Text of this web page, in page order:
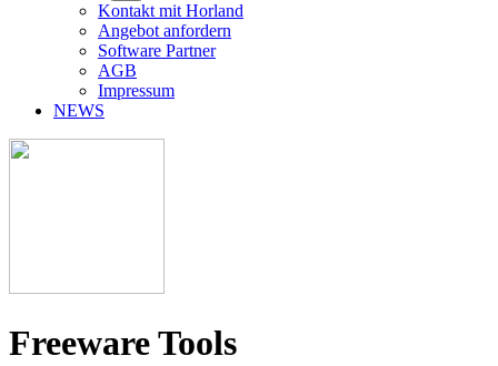
Kontakt mit Horland
Angebot anfordern
Software Partner
AGB
Impressum
NEWS
Freeware Tools